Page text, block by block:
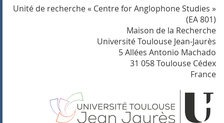
Unité de recherche « Centre for Anglophone Studies »
(EA 801)
Maison de la Recherche
Université Toulouse Jean-Jaurès
5 Allées Antonio Machado
31 058 Toulouse Cédex
France